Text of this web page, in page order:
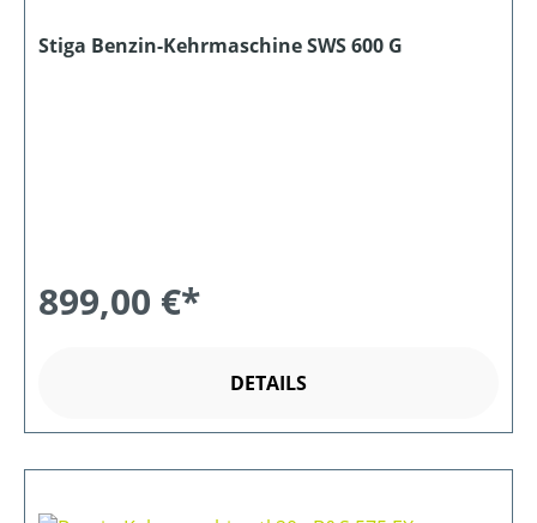
Stiga Benzin-Kehrmaschine SWS 600 G
899,00 €*
DETAILS